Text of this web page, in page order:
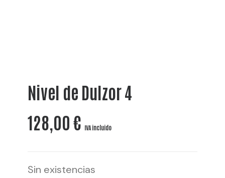
Nivel de Dulzor 4
128,00€ IVA incluido
Sin existencias